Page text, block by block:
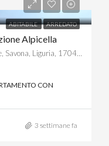
ABITABILE ARREDATO
Alpicella
Via Oltreacqua, Sordi, Alpicella, Varazze, Savona, Liguria, 17044, Italia
CON
3 settimane fa